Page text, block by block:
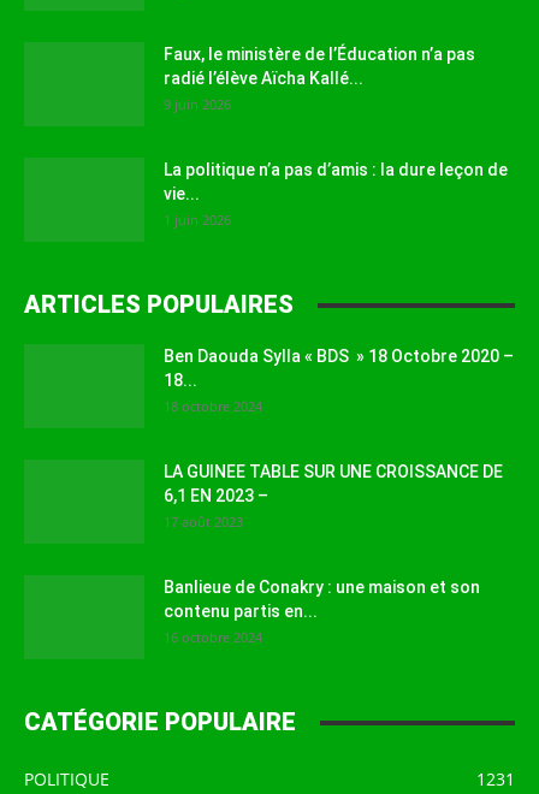
Faux, le ministère de l’Éducation n’a pas
radié l’élève Aïcha Kallé...
9 juin 2026
La politique n’a pas d’amis : la dure leçon de
vie...
1 juin 2026
ARTICLES POPULAIRES
Ben Daouda Sylla « BDS » 18 Octobre 2020 –
18...
18 octobre 2024
LA GUINEE TABLE SUR UNE CROISSANCE DE
6,1 EN 2023 –
17 août 2023
Banlieue de Conakry : une maison et son
contenu partis en...
16 octobre 2024
CATÉGORIE POPULAIRE
POLITIQUE
1231